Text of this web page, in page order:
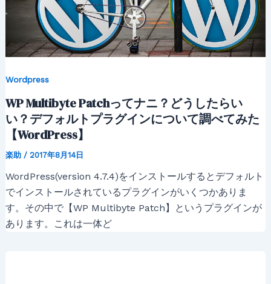
Wordpress
WP Multibyte Patchってナニ？どうしたらい
い？デフォルトプラグインについて調べてみた
【WordPress】
楽助 / 2017年8月14日
WordPress(version 4.7.4)をインストールするとデフォルト
でインストールされているプラグインがいくつかありま
す。その中で【WP Multibyte Patch】というプラグインが
あります。これは一体ど